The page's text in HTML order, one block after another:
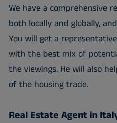
We have a comprehensive
both locally and globally,
You will get a
with the best mix of
the viewings. He will also
of the housing trade.
Real Estate Agent in